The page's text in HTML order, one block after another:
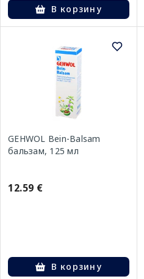
В корзину
GEHWOL Bein-Balsam
бальзам, 125 мл
12.59 €
В корзину